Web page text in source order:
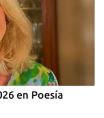
en Poesía